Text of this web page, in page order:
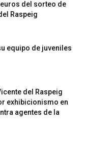
euros del sorteo de
Raspeig
equipo de juveniles
del Raspeig
exhibicionismo en
agentes de la